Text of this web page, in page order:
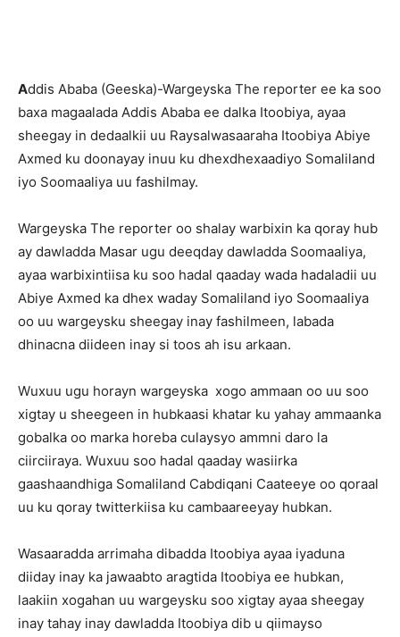
Addis Ababa (Geeska)-Wargeyska The reporter ee ka soo
baxa magaalada Addis Ababa ee dalka Itoobiya, ayaa
sheegay in dedaalkii uu Raysalwasaaraha Itoobiya Abiye
Axmed ku doonayay inuu ku dhexdhexaadiyo Somaliland
iyo Soomaaliya uu fashilmay.
Wargeyska The reporter oo shalay warbixin ka qoray hub
ay dawladda Masar ugu deeqday dawladda Soomaaliya,
ayaa warbixintiisa ku soo hadal qaaday wada hadaladii uu
Abiye Axmed ka dhex waday Somaliland iyo Soomaaliya
oo uu wargeysku sheegay inay fashilmeen, labada
dhinacna diideen inay si toos ah isu arkaan.
Wuxuu ugu horayn wargeyska xogo ammaan oo uu soo
xigtay u sheegeen in hubkaasi khatar ku yahay ammaanka
gobalka oo marka horeba culaysyo ammni daro la
ciirciiraya. Wuxuu soo hadal qaaday wasiirka
gaashaandhiga Somaliland Cabdiqani Caateeye oo qoraal
uu ku qoray twitterkiisa ku cambaareeyay hubkan.
Wasaaradda arrimaha dibadda Itoobiya ayaa iyaduna
diiday inay ka jawaabto aragtida Itoobiya ee hubkan,
laakiin xogahan uu wargeysku soo xigtay ayaa sheegay
inay tahay inay dawladda Itoobiya dib u qiimayso